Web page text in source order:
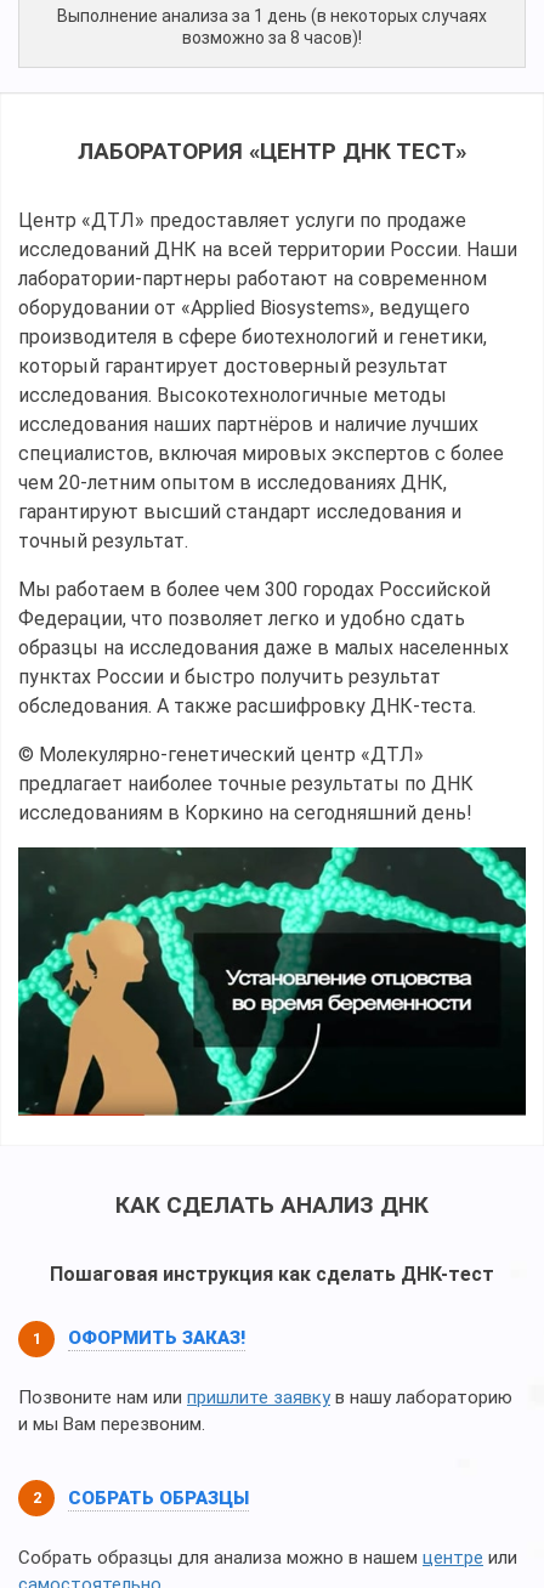
Выполнение анализа за 1 день (в некоторых случаях
возможно за 8 часов)!
ЛАБОРАТОРИЯ «ЦЕНТР ДНК ТЕСТ»
Центр «ДТЛ» предоставляет услуги по продаже
исследований ДНК на всей территории России. Наши
лаборатории-партнеры работают на современном
оборудовании от «Applied Biosystems», ведущего
производителя в сфере биотехнологий и генетики,
который гарантирует достоверный результат
исследования. Высокотехнологичные методы
исследования наших партнёров и наличие лучших
специалистов, включая мировых экспертов с более
чем 20-летним опытом в исследованиях ДНК,
гарантируют высший стандарт исследования и
точный результат.
Мы работаем в более чем 300 городах Российской
Федерации, что позволяет легко и удобно сдать
образцы на исследования даже в малых населенных
пунктах России и быстро получить результат
обследования. А также расшифровку ДНК-теста.
© Молекулярно-генетический центр «ДТЛ»
предлагает наиболее точные результаты по ДНК
исследованиям в Коркино на сегодняшний день!
КАК СДЕЛАТЬ АНАЛИЗ ДНК
Пошаговая инструкция как сделать ДНК-тест
ОФОРМИТЬ ЗАКАЗ!
Позвоните нам или пришлите заявкув нашу лабораторию
и мы Вам перезвоним.
СОБРАТЬ ОБРАЗЦЫ
Собрать образцы для анализа можно в нашем центре или